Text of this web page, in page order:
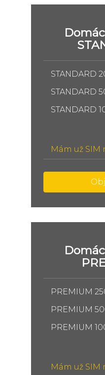
STANDARD
STANDARD
STANDARD
Mám už SIM
PREMIUM
PREMIUM
PREMIUM
Mám už SIM